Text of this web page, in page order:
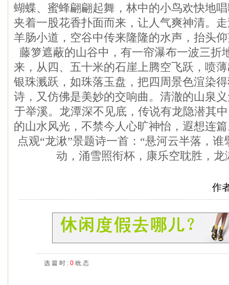
蝴蝶、蜜蜂翩翩起舞，林中的小鸟欢快地
夹着一股花香扑面而来，让人气爽神清。
羊肠小道，空谷中传来隆隆的水声，抬头
藤箩遮蔽的山谷中，有一帘瀑布一波三折
来，从四、五十米的石崖上腾空飞跃，喷
银珠溅跃，如珠落玉盘，把四周景色渲染
诗，又仿佛是美妙的交响曲。清澈的山泉
于举溪。龙潭深不见底，传说有龙隐潜其
的山水风光，不禁今人心旷神怡，遐想连
点观“龙湫”景题诗一首：“悬河云半落，
动，涌雪照衔杯，康乐空耽胜，龙
作
选 篇 时 : 0 吮 态